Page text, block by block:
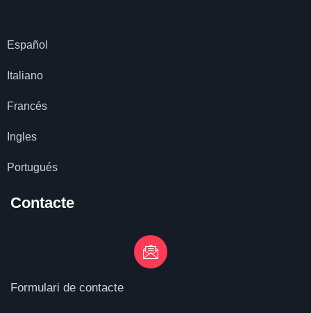
Español
Italiano
Francés
Ingles
Portugués
Contacte
Formulari de contacte